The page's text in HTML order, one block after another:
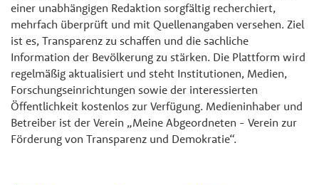
einer unabhängigen Redaktion sorgfältig recherchiert,
mehrfach überprüft und mit Quellenangaben versehen. Ziel
ist es, Transparenz zu schaffen und die sachliche
Information der Bevölkerung zu stärken. Die Plattform wird
regelmäßig aktualisiert und steht Institutionen, Medien,
Forschungseinrichtungen sowie der interessierten
Öffentlichkeit kostenlos zur Verfügung. Medieninhaber und
Betreiber ist der Verein „Meine Abgeordneten - Verein zur
Förderung von Transparenz und Demokratie“.